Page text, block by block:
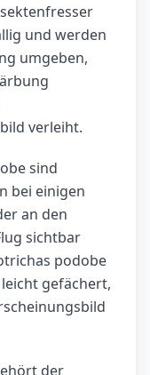
und werden
umgeben,
verleiht.
sind
bei einigen
an den
sichtbar
podobe
gefächert,
der